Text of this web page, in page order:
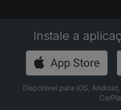
Instale a
Disponível para iOS,